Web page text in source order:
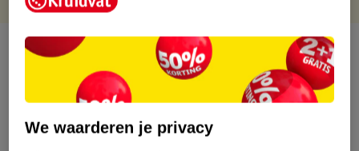
Over dit product
Productinformatie
Etiketinformatie
We waarderen je privacy